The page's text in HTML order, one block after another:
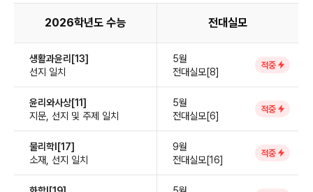
2026학년도 수능 전대실모
생활과윤리[13]
선지 일치
5월
전대실모[8]
적중
윤리와사상[11]
지문, 선지 및 주제 일치
5월
전대실모[6]
적중
물리학Ⅰ[17]
소재, 선지 일치
9월
전대실모[16]
적중